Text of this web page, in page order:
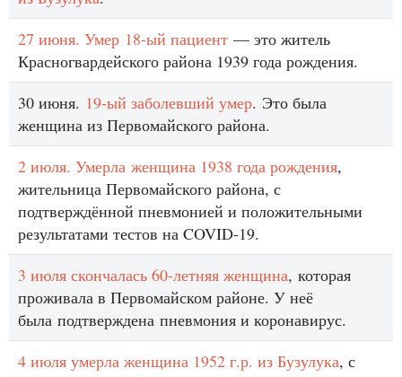
27 июня. Умер 18-ый пациент — это житель
Красногвардейского района 1939 года рождения.
30 июня. 19-ый заболевший умер. Это была
женщина из Первомайского района.
2 июля. Умерла женщина 1938 года рождения,
жительница Первомайского района, с
подтверждённой пневмонией и положительными
результатами тестов на COVID-19.
3 июля скончалась 60-летняя женщина, которая
проживала в Первомайском районе. У неё
была подтверждена пневмония и коронавирус.
4 июля умерла женщина 1952 г.р. из Бузулука, с